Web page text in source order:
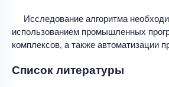
Исследование алгоритма
использованием промышленных
комплексов, а также автоматизации
Список литературы